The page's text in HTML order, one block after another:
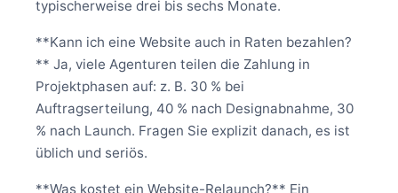
typischerweise drei bis sechs Monate.
**Kann ich eine Website auch in Raten bezahlen?
** Ja, viele Agenturen teilen die Zahlung in
Projektphasen auf: z. B. 30 % bei
Auftragserteilung, 40 % nach Designabnahme, 30
% nach Launch. Fragen Sie explizit danach, es ist
üblich und seriös.
**Was kostet ein Website-Relaunch?** Ein